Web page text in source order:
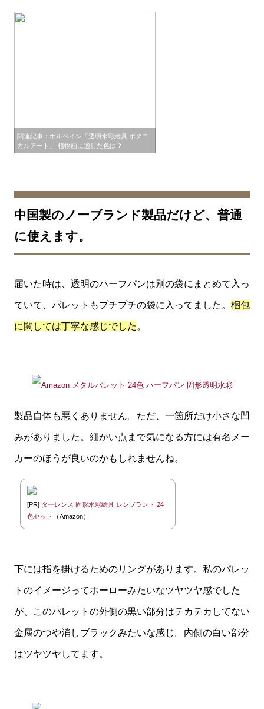
関連記事：ホルベイン「透明水彩絵具 ボタニ
カルアート」 植物画に適した色は？
中国製のノーブランド製品だけど、普通
に使えます。
届いた時は、透明のハーフパンは別の袋にまとめて入っ
ていて、パレットもプチプチの袋に入ってました。 梱包
に関しては丁寧な感じでした 。
製品自体も悪くありません。ただ、一箇所だけ小さな凹
みがありました。細かい点まで気になる方には有名メー
カーのほうが良いのかもしれませんね。
[PR] ターレンス 固形水彩絵具 レンブラント 24
色セット
（Amazon）
下には指を掛けるためのリングがあります。私のパレッ
トのイメージってホーローみたいなツヤツヤ感でした
が、このパレットの外側の黒い部分はテカテカしてない
金属のつや消しブラックみたいな感じ。内側の白い部分
はツヤツヤしてます。